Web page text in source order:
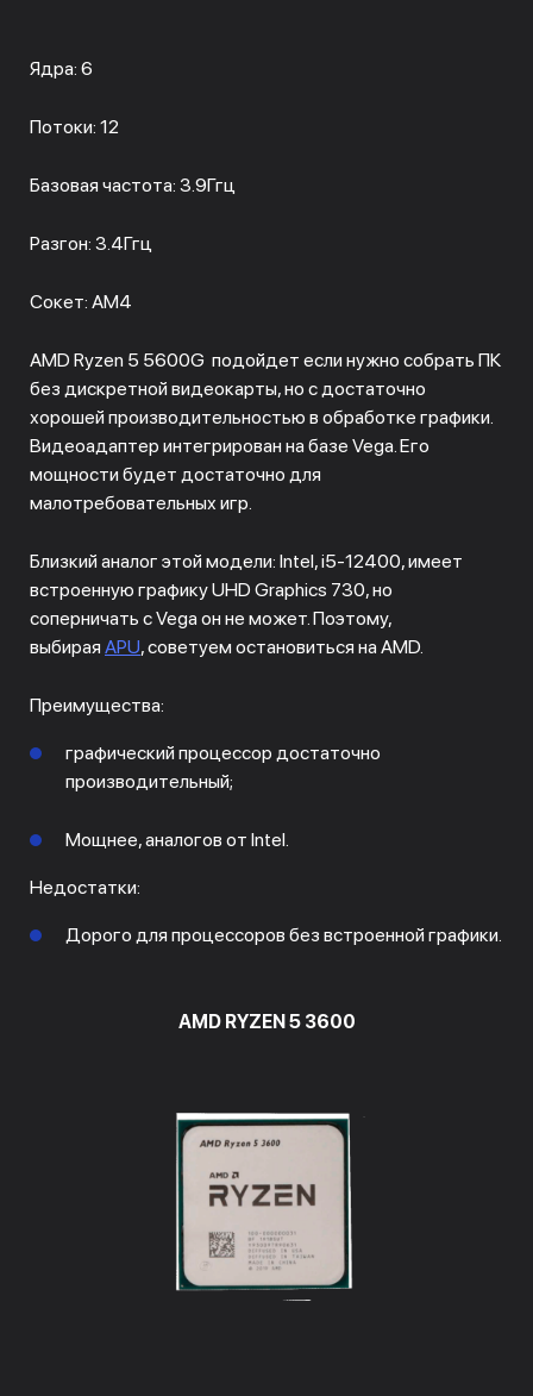
Ядра: 6
Потоки: 12
Базовая частота: 3.9Ггц
Разгон: 3.4Ггц
Сокет: АМ4
AMD Ryzen 5 5600G подойдет если нужно собрать ПК
без дискретной видеокарты, но с достаточно
хорошей производительностью в обработке графики.
Видеоадаптер интегрирован на базе Vega. Его
мощности будет достаточно для
малотребовательных игр.
Близкий аналог этой модели: Intel, i5-12400, имеет
встроенную графику UHD Graphics 730, но
соперничать с Vega он не может. Поэтому,
выбирая APU, советуем остановиться на AMD.
Преимущества:
графический процессор достаточно
производительный;
Мощнее, аналогов от Intel.
Недостатки:
Дорого для процессоров без встроенной графики.
AMD RYZEN 5 3600